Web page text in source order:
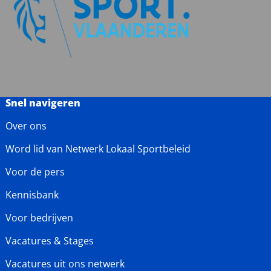
Snel navigeren
Over ons
Word lid van Netwerk Lokaal Sportbeleid
Voor de pers
Kennisbank
Voor bedrijven
Vacatures & Stages
Vacatures uit ons netwerk